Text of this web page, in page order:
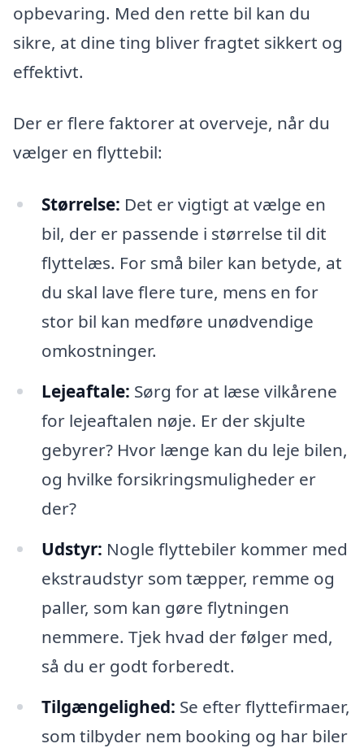
opbevaring. Med den rette bil kan du
sikre, at dine ting bliver fragtet sikkert og
effektivt.
Der er flere faktorer at overveje, når du
vælger en flyttebil:
Størrelse: Det er vigtigt at vælge en
bil, der er passende i størrelse til dit
flyttelæs. For små biler kan betyde, at
du skal lave flere ture, mens en for
stor bil kan medføre unødvendige
omkostninger.
Lejeaftale: Sørg for at læse vilkårene
for lejeaftalen nøje. Er der skjulte
gebyrer? Hvor længe kan du leje bilen,
og hvilke forsikringsmuligheder er
der?
Udstyr: Nogle flyttebiler kommer med
ekstraudstyr som tæpper, remme og
paller, som kan gøre flytningen
nemmere. Tjek hvad der følger med,
så du er godt forberedt.
Tilgængelighed: Se efter flyttefirmaer,
som tilbyder nem booking og har biler